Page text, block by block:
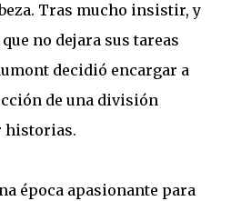
Tras mucho insistir, y
no dejara sus tareas
decidió encargar a
de una división
historias.
época apasionante para